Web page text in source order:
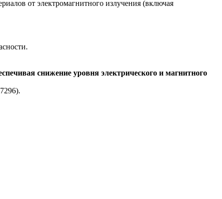
от электромагнитного излучения (включая
снижение уровня электрического и магнитного